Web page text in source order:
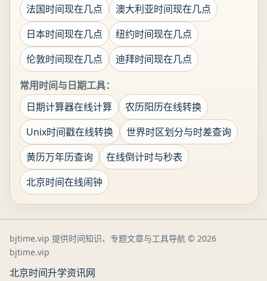
法国时间现在几点
澳大利亚时间现在几点
日本时间现在几点
纽约时间现在几点
伦敦时间现在几点
迪拜时间现在几点
常用时间与日期工具：
日期计算器在线计算
农历阳历在线转换
Unix时间戳在线转换
世界时区划分与时差查询
黄历万年历查询
在线倒计时与秒表
北京时间在线闹钟
bjtime.vip 提供时间知识、专题文章与工具导航 © 2026
bjtime.vip
北京时间升学资讯网